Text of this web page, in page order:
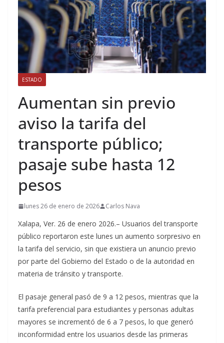
ESTADO
Aumentan sin previo
aviso la tarifa del
transporte público;
pasaje sube hasta 12
pesos
lunes 26 de enero de 2026 Carlos Nava
Xalapa, Ver. 26 de enero 2026.– Usuarios del transporte
público reportaron este lunes un aumento sorpresivo en
la tarifa del servicio, sin que existiera un anuncio previo
por parte del Gobierno del Estado o de la autoridad en
materia de tránsito y transporte.
El pasaje general pasó de 9 a 12 pesos, mientras que la
tarifa preferencial para estudiantes y personas adultas
mayores se incrementó de 6 a 7 pesos, lo que generó
inconformidad entre los usuarios desde las primeras